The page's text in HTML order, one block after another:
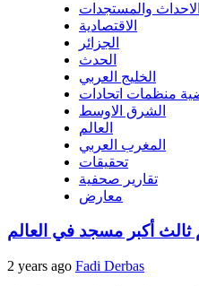
والمستجدات
الاقتصادية
الجزائر
الحدث
الخليج العربي
منظمات اتحادات
الشرق الاوسط
العالم
المغرب العربي
تحقيقات
تقارير صحفية
معارض
ثالث أكبر مسجد في العالم
2 years ago Fadi Derbas